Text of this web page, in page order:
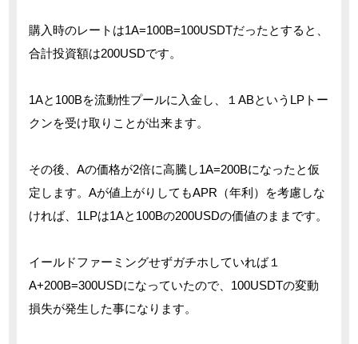
購入時のレートは1A=100B=100USDTだったとすると、
合計投資額は200USDです。
1Aと100Bを流動性プールに入金し、１ABというLPトー
クンを受け取りことが出来ます。
その後、Aの価格が2倍に高騰し1A=200Bになったと仮
定します。Aが値上がりしてもAPR（年利）を考慮しな
ければ、1LPは1Aと100Bの200USDの価値のままです。
イールドファーミングせずガチホしていれば１
A+200B=300USDになっていたので、100USDTの変動
損失が発生した事になります。